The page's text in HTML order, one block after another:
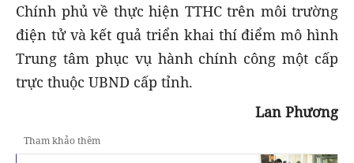
Chính phủ về thực hiện TTHC trên môi trường
điện tử và kết quả triển khai thí điểm mô hình
Trung tâm phục vụ hành chính công một cấp
trực thuộc UBND cấp tỉnh.
Lan Phương
Tham khảo thêm